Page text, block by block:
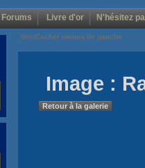
Forums Livre d'or N'hésitez
Voir/Cacher menus de gauche
Image :
Retour à la galerie